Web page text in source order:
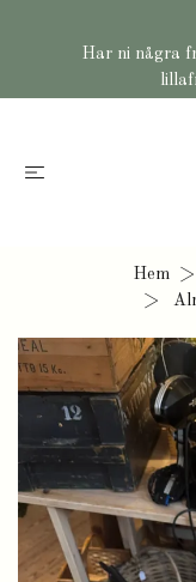
Har ni några
Hem